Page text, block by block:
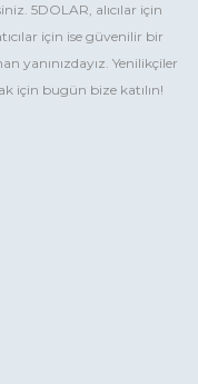
5DOLAR, alıcılar için
için ise güvenilir bir
yanınızdayız. Yenilikçiler
için bugün bize katılın!